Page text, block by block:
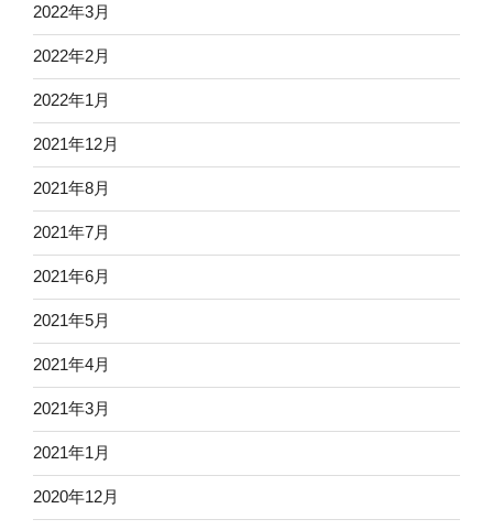
2022年3月
2022年2月
2022年1月
2021年12月
2021年8月
2021年7月
2021年6月
2021年5月
2021年4月
2021年3月
2021年1月
2020年12月